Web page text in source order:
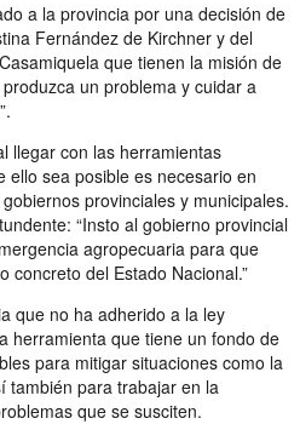
a la provincia por una decisión de
Fernández de Kirchner y del
que tienen la misión de
un problema y cuidar a
llegar con las herramientas
sea posible es necesario en
provinciales y municipales.
“Insto al gobierno provincial
agropecuaria para que
concreto del Estado Nacional.”
que no ha adherido a la ley
herramienta que tiene un fondo de
para mitigar situaciones como la
también para trabajar en la
que se susciten.